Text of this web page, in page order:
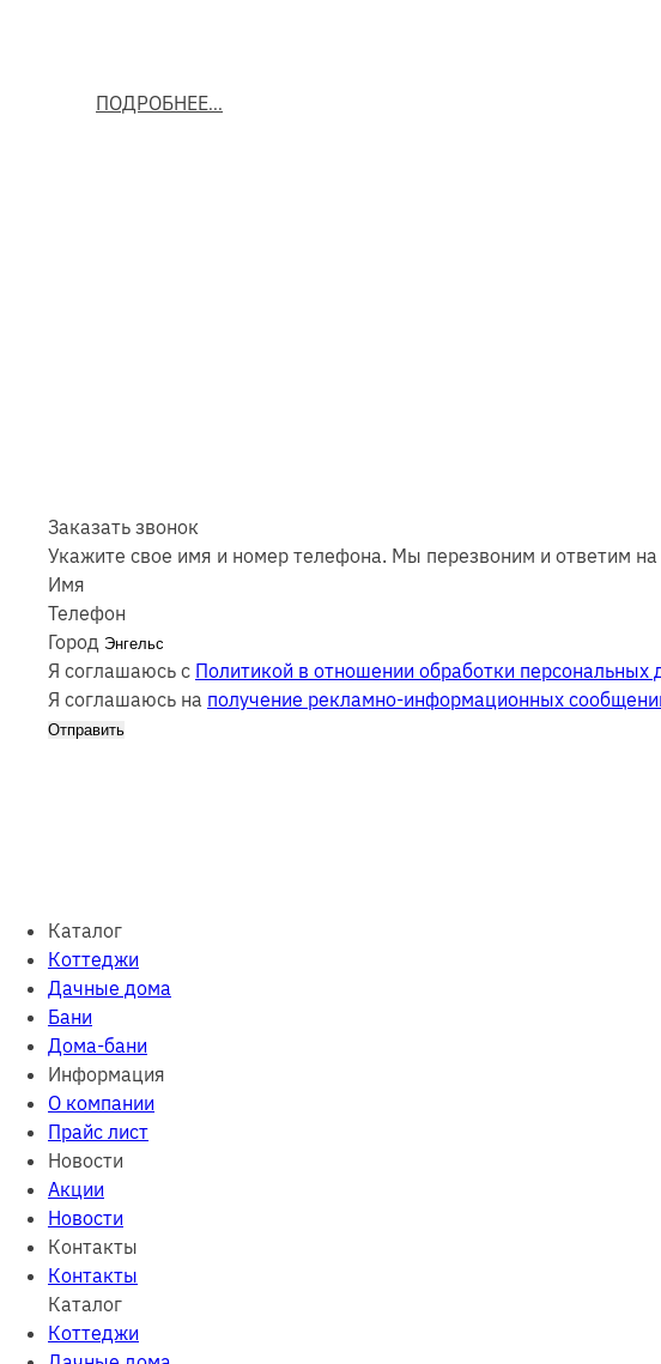
ПОДРОБНЕЕ
Заказать звонок
Укажите свое имя и номер телефона. Мы перезвоним и ответим на
Имя
Телефон
Город
Я соглашаюсь с Политикой в отношении обработки персональных
Я соглашаюсь на получение рекламно-информационных
Отправить
Каталог
Коттеджи
Дачные дома
Бани
Дома-бани
Информация
О компании
Прайс лист
Новости
Акции
Новости
Контакты
Контакты
Каталог
Коттеджи